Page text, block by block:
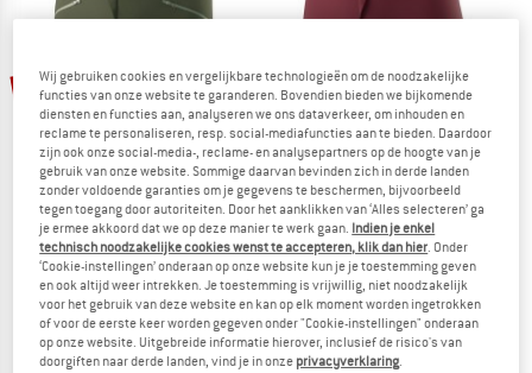
-43%
DYNAFIT
Ride DST Shorts
Fietsbroek
€ 129,95 € 74,07
5,0(2)
-46%
DYNAFIT
Women's Ride Light DST Shorts
Fietsbroek
€ 109,95€ 59,37
5,0
Wij gebruiken cookies en vergelijkbare technologieën om de noodzakelijke
functies van onze website te garanderen. Bovendien bieden we bijkomende
diensten en functies aan, analyseren we ons dataverkeer, om inhouden en
reclame te personaliseren, resp. social-mediafuncties aan te bieden. Daardoor
zijn ook onze social-media-, reclame- en analysepartners op de hoogte van je
gebruik van onze website. Sommige daarvan bevinden zich in derde landen
zonder voldoende garanties om je gegevens te beschermen, bijvoorbeeld
tegen toegang door autoriteiten. Door het aanklikken van ‘Alles selecteren’ ga
je ermee akkoord dat we op deze manier te werk gaan. Indien je enkel
technisch noodzakelijke cookies wenst te accepteren, klik dan hier . Onder
‘Cookie-instellingen’ onderaan op onze website kun je je toestemming geven
en ook altijd weer intrekken. Je toestemming is vrijwillig, niet noodzakelijk
voor het gebruik van deze website en kan op elk moment worden ingetrokken
of voor de eerste keer worden gegeven onder "Cookie-instellingen" onderaan
op onze website. Uitgebreide informatie hierover, inclusief de risico's van
doorgiften naar derde landen, vind je in onze privacyverklaring